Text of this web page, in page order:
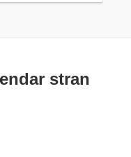
stran